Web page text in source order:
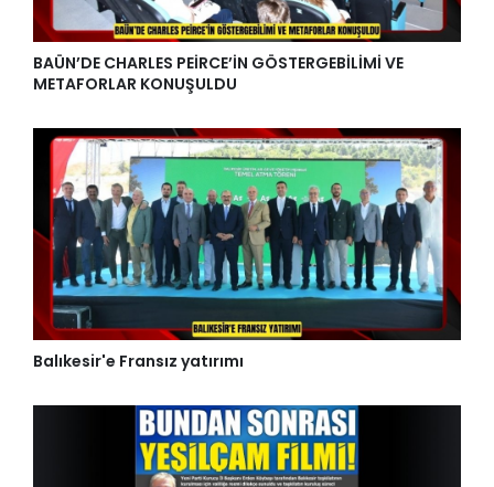
BAÜN’DE CHARLES PEİRCE’İN GÖSTERGEBİLİMİ VE
METAFORLAR KONUŞULDU
Balıkesir'e Fransız yatırımı